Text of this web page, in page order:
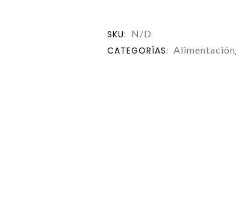
SKU: N/D
CATEGORÍAS: Alimentación